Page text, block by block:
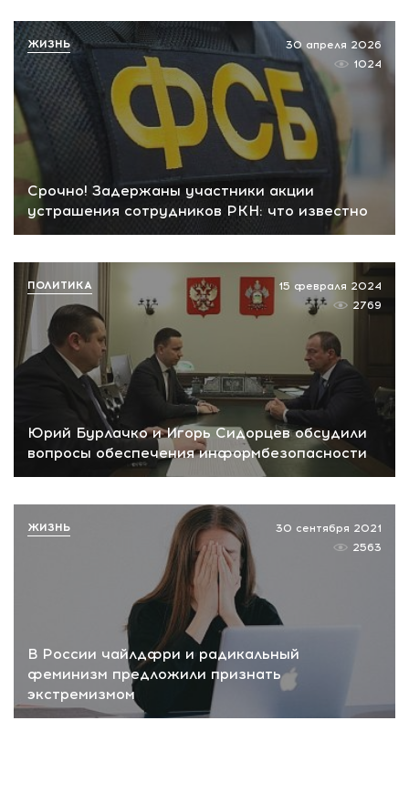
Срочно! Задержаны участники акции
устрашения сотрудников РКН: что известно
30 апреля 2026
1024
ЖИЗНЬ
Юрий Бурлачко и Игорь Сидорцев обсудили
вопросы обеспечения информбезопасности
15 февраля 2024
2769
ПОЛИТИКА
В России чайлдфри и радикальный
феминизм предложили признать
экстремизмом
30 сентября 2021
2563
ЖИЗНЬ